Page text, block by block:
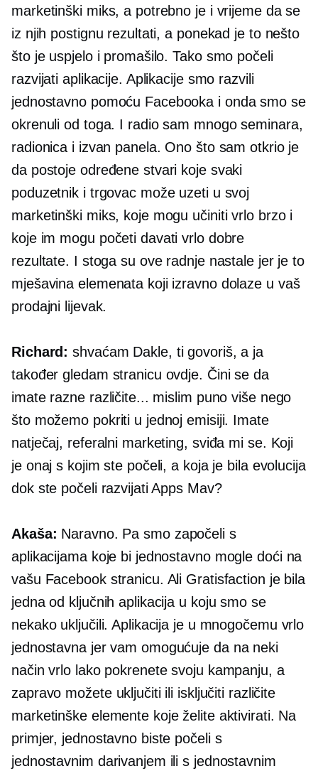
marketinški miks, a potrebno je i vrijeme da se
iz njih postignu rezultati, a ponekad je to nešto
što je uspjelo i promašilo. Tako smo počeli
razvijati aplikacije. Aplikacije smo razvili
jednostavno pomoću Facebooka i onda smo se
okrenuli od toga. I radio sam mnogo seminara,
radionica i izvan panela. Ono što sam otkrio je
da postoje određene stvari koje svaki
poduzetnik i trgovac može uzeti u svoj
marketinški miks, koje mogu učiniti vrlo brzo i
koje im mogu početi davati vrlo dobre
rezultate. I stoga su ove radnje nastale jer je to
mješavina elemenata koji izravno dolaze u vaš
prodajni lijevak.
Richard: shvaćam Dakle, ti govoriš, a ja
također gledam stranicu ovdje. Čini se da
imate razne različite... mislim puno više nego
što možemo pokriti u jednoj emisiji. Imate
natječaj, referalni marketing, sviđa mi se. Koji
je onaj s kojim ste počeli, a koja je bila evolucija
dok ste počeli razvijati Apps Mav?
Akaša: Naravno. Pa smo započeli s
aplikacijama koje bi jednostavno mogle doći na
vašu Facebook stranicu. Ali Gratisfaction je bila
jedna od ključnih aplikacija u koju smo se
nekako uključili. Aplikacija je u mnogočemu vrlo
jednostavna jer vam omogućuje da na neki
način vrlo lako pokrenete svoju kampanju, a
zapravo možete uključiti ili isključiti različite
marketinške elemente koje želite aktivirati. Na
primjer, jednostavno biste počeli s
jednostavnim darivanjem ili s jednostavnim